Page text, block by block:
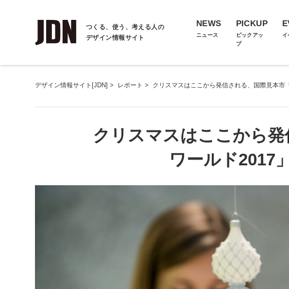
つくる、使う、考える人の
デザイン情報サイト
NEWS
ニュース
PICKUP
ピックアッ
プ
イ
デザイン情報サイト[JDN] > レポート > クリスマスはここから発信される、国際見本
クリスマスはここから
ワールド2017